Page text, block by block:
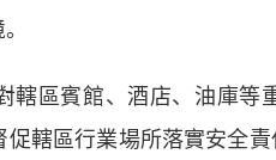
賓館、酒店、油庫等重
轄區行業場所落實安全